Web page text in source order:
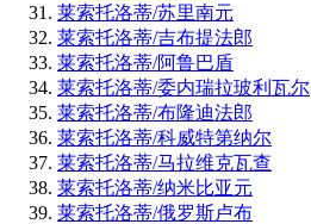
莱索托洛蒂/苏里南元
莱索托洛蒂/吉布提法郎
莱索托洛蒂/阿鲁巴盾
莱索托洛蒂/委内瑞拉玻利瓦尔
莱索托洛蒂/布隆迪法郎
莱索托洛蒂/科威特第纳尔
莱索托洛蒂/马拉维克瓦查
莱索托洛蒂/纳米比亚元
莱索托洛蒂/俄罗斯卢布